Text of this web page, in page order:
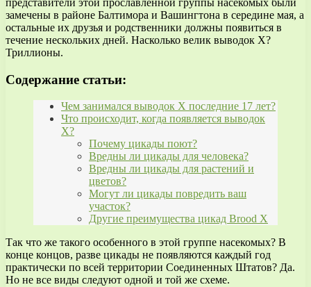
замечены в районе Балтимора и Вашингтона в середине мая, а
остальные их друзья и родственники должны появиться в
течение нескольких дней. Насколько велик выводок X?
Триллионы.
Содержание статьи:
Чем занимался выводок X последние 17 лет?
Что происходит, когда появляется выводок
X?
Почему цикады поют?
Вредны ли цикады для человека?
Вредны ли цикады для растений и
цветов?
Могут ли цикады повредить ваш
участок?
Другие преимущества цикад Brood X
Так что же такого особенного в этой группе насекомых? В
конце концов, разве цикады не появляются каждый год
практически по всей территории Соединенных Штатов? Да.
Но не все виды следуют одной и той же схеме.